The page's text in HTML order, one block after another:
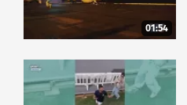
01:54